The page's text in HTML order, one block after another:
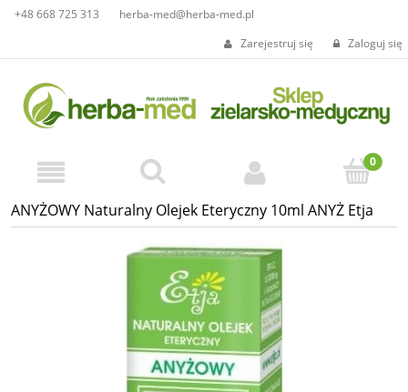
+48 668 725 313
herba-med@herba-med.pl
Zarejestruj się
Zaloguj się
ANYŻOWY Naturalny Olejek Eteryczny 10ml ANYŻ Etja